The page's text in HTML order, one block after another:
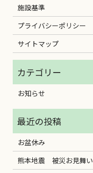
施設基準
プライバシーポリシー
サイトマップ
お知らせ
お盆休み
熊本地震 被災お見舞い